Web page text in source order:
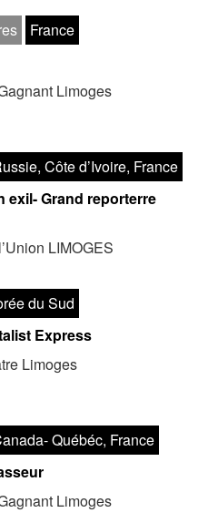
France
Limoges
Côte d’Ivoire, France
exil- Grand reporterre
LIMOGES
du Sud
Express
Limoges
Québéc, France
Limoges